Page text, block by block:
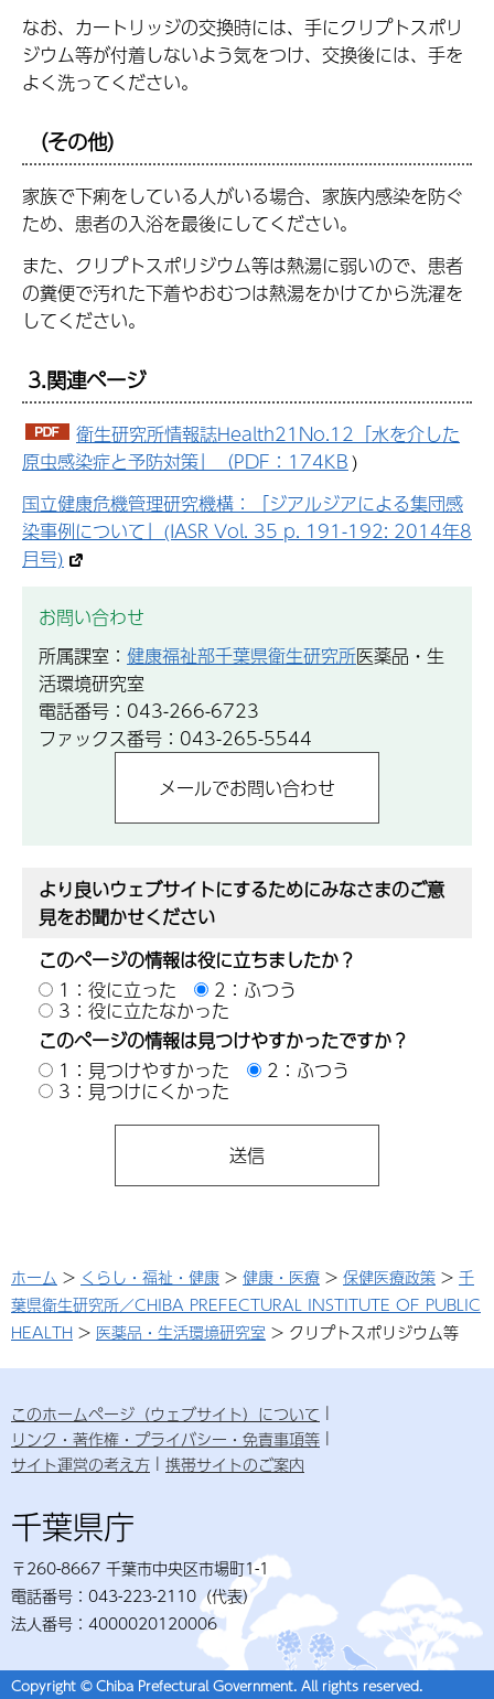
なお、カートリッジの交換時には、手にクリプトスポリ
ジウム等が付着しないよう気をつけ、交換後には、手を
よく洗ってください。
（その他）
家族で下痢をしている人がいる場合、家族内感染を防ぐ
ため、患者の入浴を最後にしてください。
また、クリプトスポリジウム等は熱湯に弱いので、患者
の糞便で汚れた下着やおむつは熱湯をかけてから洗濯を
してください。
3.関連ページ
衛生研究所情報誌Health21No.12「水を介した
原虫感染症と予防対策」（PDF：174KB)
国立健康危機管理研究機構：「ジアルジアによる集団感
染事例について」(IASR Vol. 35 p. 191-192: 2014年8
月号)
お問い合わせ
所属課室： 健康福祉部千葉県衛生研究所医薬品・生
活環境研究室
電話番号：043-266-6723
ファックス番号：043-265-5544
より良いウェブサイトにするためにみなさまのご意
見をお聞かせください
このページの情報は役に立ちましたか？
1：役に立った
2：ふつう
3：役に立たなかった
このページの情報は見つけやすかったですか？
1：見つけやすかった
2：ふつう
3：見つけにくかった
ホーム > くらし・福祉・健康 > 健康・医療 > 保健医療政策 > 千
葉県衛生研究所／CHIBA PREFECTURAL INSTITUTE OF PUBLIC
HEALTH > 医薬品・生活環境研究室 > クリプトスポリジウム等
このホームページ（ウェブサイト）について
リンク・著作権・プライバシー・免責事項等
サイト運営の考え方
携帯サイトのご案内
千葉県庁
〒260-8667 千葉市中央区市場町1-1
電話番号：043-223-2110（代表）
法人番号：4000020120006
Copyright © Chiba Prefectural Government. All rights reserved.